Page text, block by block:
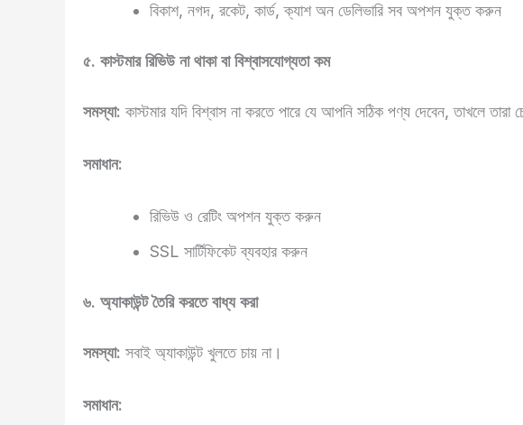
বিকাশ, নগদ, রকেট, কার্ড, ক্যাশ অন ডেলিভারি সব অপশন যুক্ত করুন
৫. কাস্টমার রিভিউ না থাকা বা বিশ্বাসযোগ্যতা কম
সমস্যা: কাস্টমার যদি বিশ্বাস না করতে পারে যে আপনি সঠিক পণ্য দেবেন, তাখলে
সমাধান:
রিভিউ ও রেটিং অপশন যুক্ত করুন
SSL সার্টিফিকেট ব্যবহার করুন
৬. অ্যাকাউন্ট তৈরি করতে বাধ্য করা
সমস্যা: সবাই অ্যাকাউন্ট খুলতে চায় না।
সমাধান: